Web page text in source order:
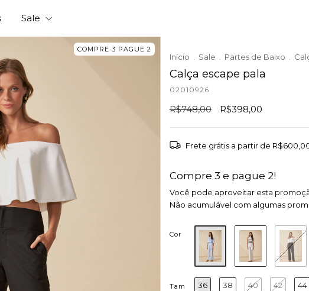
Sale
COMPRE 3 PAGUE 2
Início Sale Partes de Baixo
Calça escape pala
02010926
R$748,00 R$398,00
Frete grátis a partir de
Compre 3 e pague 2!
Você pode aproveitar esta
Não acumulável com algumas
Cor
Tam 36 38 40 42 44